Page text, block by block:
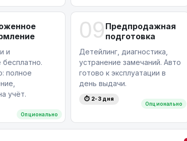
Опционально
и
бесплатно.
полное
учёт.
09 Предпродажная
подготовка
Опционально
Детейлинг, диагностика,
устранение замечаний. Авто
готово к эксплуатации в
день выдачи.
⏱ 2-3 дня